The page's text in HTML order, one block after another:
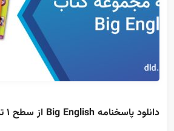
دانلود پاسخنامه Big English از سطح ۱ تا ۶ رایگان